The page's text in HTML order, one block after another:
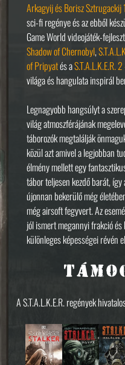
Arkagyij és Borisz
sci-fi regénye és az ebből
Game World videojáték-
Shadow of Chernobyl,
of Pripyatés aS.T.A.L.K.E.R.
világa és hangulata inspirál
Legnagyobb hangsúlyt a
világ atmoszférájának
táborozók megtalálják
közül azt amivel a legjobban
élmény mellett egy
tábor teljesen kezdő barát,
újonnan bekerülő még
még airsoft fegyvert. Az
jól ismert megannyi frakció
különleges képességei révén
A S.T.A.L.K.E.R. regények